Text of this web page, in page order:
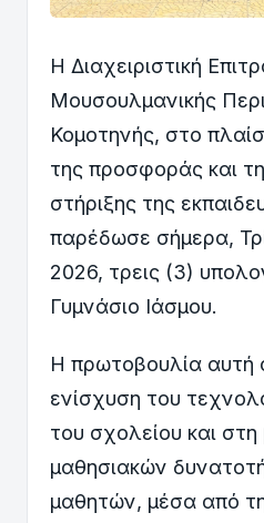
Η Διαχειριστική
Μουσουλμανικής
Κομοτηνής, στο
της προσφοράς και
στήριξης της
παρέδωσε σήμερα,
2026, τρεις (3)
Γυμνάσιο Ιάσμου.
Η πρωτοβουλία αυτή
ενίσχυση του
του σχολείου και
μαθησιακών
μαθητών, μέσα από